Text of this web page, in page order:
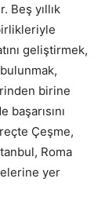
Beş yıllık
geliştirmek,
birine
Çeşme,
Roma
yer